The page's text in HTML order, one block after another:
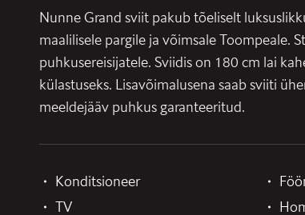
Nunne Grand sviit pakub tõeliselt
maalilisele pargile ja võimsale Toompeale.
puhkusereisijatele. Sviidis on 180 cm lai
külastuseks. Lisavõimalusena saab sviiti
meeldejääv puhkus garanteeritud.
Konditsioneer
TV